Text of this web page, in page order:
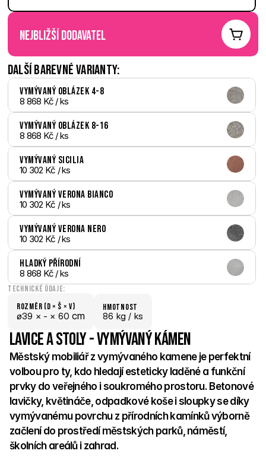
nejbližší dodavatel
Další barevné varianty:
Vymývaný Oblázek 4-8
8 868 Kč / ks
Vymývaný Oblázek 8-16
8 868 Kč / ks
Vymývaný Sicilia
10 302 Kč / ks
Vymývaný Verona bianco
10 302 Kč / ks
Vymývaný Verona nero
10 302 Kč / ks
Hladký Přírodní
8 868 Kč / ks
Technické údaje:
Rozměr (D × š × V)
ø39 × - × 60 cm
hmotnost
86 kg / ks
Lavice a stoly - Vymývaný kámen
Městský mobiliář z vymývaného kamene je perfektní
volbou pro ty, kdo hledají esteticky laděné a funkční
prvky do veřejného i soukromého prostoru. Betonové
lavičky, květináče, odpadkové koše i sloupky se díky
vymývanému povrchu z přírodních kamínků výborně
začlení do prostředí městských parků, náměstí,
školních areálů i zahrad.